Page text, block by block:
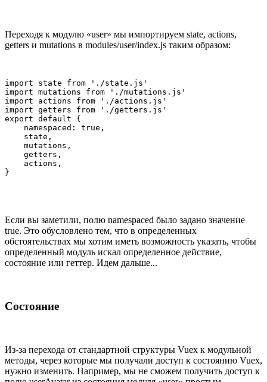
Переходя к модулю «user» мы импортируем state, actions,
getters и mutations в modules/user/index.js таким образом:
import state from './state.js'
import mutations from './mutations.js'
import actions from './actions.js'
import getters from './getters.js'
export default {
    namespaced: true,
    state,
    mutations,
    getters,
    actions,
Если вы заметили, полю namespaced было задано значение
true. Это обусловлено тем, что в определенных
обстоятельствах мы хотим иметь возможность указать, чтобы
определенный модуль искал определенное действие,
состояние или геттер. Идем дальше...
Состояние
Из-за перехода от стандартной структуры Vuex к модульной
методы, через которые мы получали доступ к состоянию Vuex,
нужно изменить. Например, мы не сможем получить доступ к